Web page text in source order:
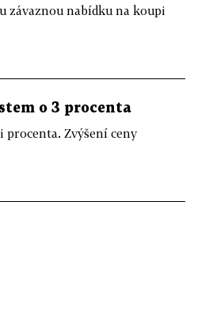
závaznou nabídku na koupi
o 3 procenta
procenta. Zvýšení ceny